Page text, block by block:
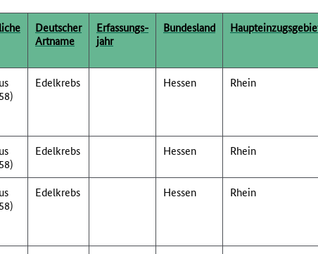
Deutscher
Artname
Erfassungs­
jahr
Bundesland
Edelkrebs Hessen Rhein
Edelkrebs Hessen Rhein
Edelkrebs Hessen Rhein